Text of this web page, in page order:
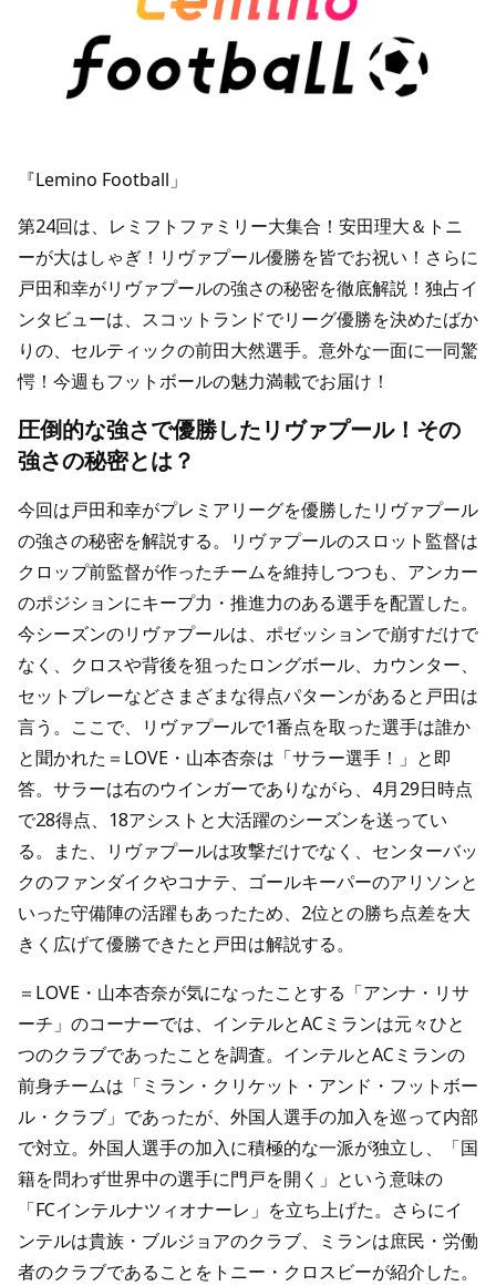
『Lemino Football」
第24回は、レミフトファミリー大集合！安田理大＆トニ
ーが大はしゃぎ！リヴァプール優勝を皆でお祝い！さらに
戸田和幸がリヴァプールの強さの秘密を徹底解説！独占イ
ンタビューは、スコットランドでリーグ優勝を決めたばか
りの、セルティックの前田大然選手。意外な一面に一同驚
愕！今週もフットボールの魅力満載でお届け！
圧倒的な強さで優勝したリヴァプール！その
強さの秘密とは？
今回は戸田和幸がプレミアリーグを優勝したリヴァプール
の強さの秘密を解説する。リヴァプールのスロット監督は
クロップ前監督が作ったチームを維持しつつも、アンカー
のポジションにキープ力・推進力のある選手を配置した。
今シーズンのリヴァプールは、ポゼッションで崩すだけで
なく、クロスや背後を狙ったロングボール、カウンター、
セットプレーなどさまざまな得点パターンがあると戸田は
言う。ここで、リヴァプールで1番点を取った選手は誰か
と聞かれた＝LOVE・山本杏奈は「サラー選手！」と即
答。サラーは右のウインガーでありながら、4月29日時点
で28得点、18アシストと大活躍のシーズンを送ってい
る。また、リヴァプールは攻撃だけでなく、センターバッ
クのファンダイクやコナテ、ゴールキーパーのアリソンと
いった守備陣の活躍もあったため、2位との勝ち点差を大
きく広げて優勝できたと戸田は解説する。
＝LOVE・山本杏奈が気になったことする「アンナ・リサ
ーチ」のコーナーでは、インテルとACミランは元々ひと
つのクラブであったことを調査。インテルとACミランの
前身チームは「ミラン・クリケット・アンド・フットボー
ル・クラブ」であったが、外国人選手の加入を巡って内部
で対立。外国人選手の加入に積極的な一派が独立し、「国
籍を問わず世界中の選手に門戸を開く」という意味の
「FCインテルナツィオナーレ」を立ち上げた。さらにイ
ンテルは貴族・ブルジョアのクラブ、ミランは庶民・労働
者のクラブであることをトニー・クロスビーが紹介した。